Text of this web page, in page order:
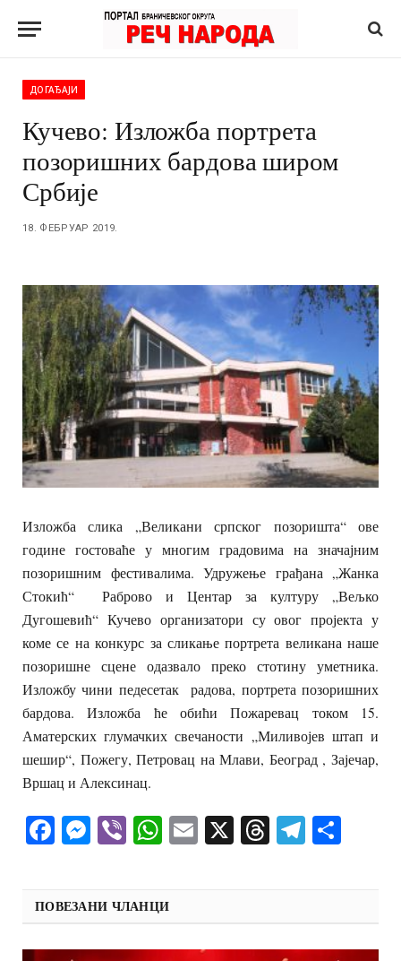
ДОГАЂАЈИ
Кучево: Изложба портрета
позоришних бардова широм
Србије
18. ФЕБРУАР 2019.
Изложба слика „Великани српског позоришта“ ове
године гостоваће у многим градовима на значајним
позоришним фестивалима. Удружење грађана „Жанка
Стокић“ Раброво и Центар за културу „Вељко
Дугошевић“ Кучево организатори су овог пројекта у
коме се на конкурс за сликање портрета великана наше
позоришне сцене одазвало преко стотину уметника.
Изложбу чини педесетак радова, портрета позоришних
бардова. Изложба ће обићи Пожаревац током 15.
Аматерских глумачких свечаности „Миливојев штап и
шешир“, Пожегу, Петровац на Млави, Београд , Зајечар,
Вршац и Алексинац.
Facebook
Messenger
ViberWhatsApp
Email
X Threads
ПОВЕЗАНИ ЧЛАНЦИ